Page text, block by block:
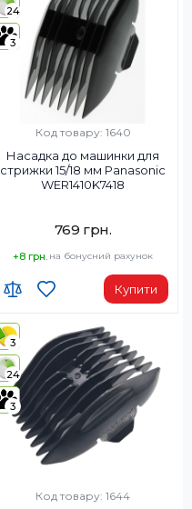
24
3
Код товару: 1640
Насадка до машинки для
стрижки 15/18 мм Panasonic
WER1410K7418
769 грн.
+8 грн. на бонусний рахунок
Купити
3
24
3
Код товару: 1644